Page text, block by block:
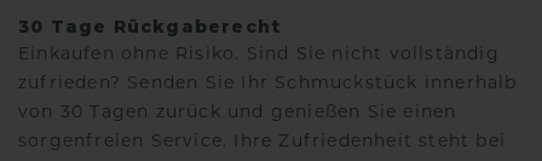
30 Tage Rückgaberecht
Einkaufen ohne Risiko. Sind Sie nicht vollständig
zufrieden? Senden Sie Ihr Schmuckstück innerhalb
von 30 Tagen zurück und genießen Sie einen
sorgenfreien Service. Ihre Zufriedenheit steht bei